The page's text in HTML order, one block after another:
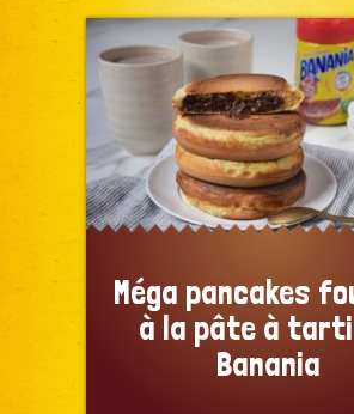
Méga pancakes
à la pâte à
Banania